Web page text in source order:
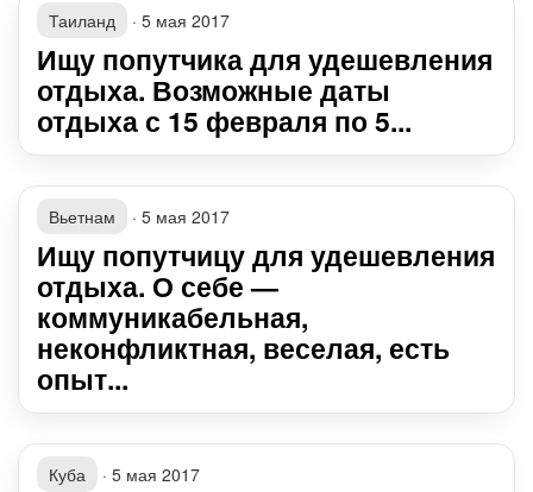
Таиланд · 5 мая 2017
Ищу попутчика для удешевления
отдыха. Возможные даты
отдыха с 15 февраля по 5...
Вьетнам · 5 мая 2017
Ищу попутчицу для удешевления
отдыха. О себе —
коммуникабельная,
неконфликтная, веселая, есть
опыт...
Куба · 5 мая 2017